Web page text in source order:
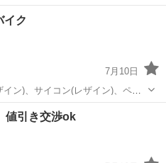
ミニベロ
イク
7月10日
れは写真3枚目 状態は全体的に綺麗です。 サイコンに空気？のよう...
ロードバイク
引き交渉ok